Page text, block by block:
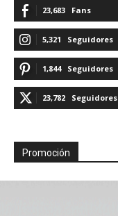
23,683 Fans
5,321 Seguidores
1,844 Seguidores
23,782 Seguidores
Promoción